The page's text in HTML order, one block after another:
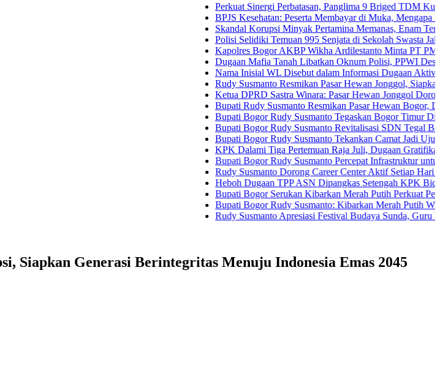
Perkuat Sinergi Perbatasan, Panglima 9 Briged TDM Kunjungi
BPJS Kesehatan: Peserta Membayar di Muka, Mengapa Masih
Skandal Korupsi Minyak Pertamina Memanas, Enam Tersangka
Polisi Selidiki Temuan 995 Senjata di Sekolah Swasta Jakarta
Kapolres Bogor AKBP Wikha Ardilestanto Minta PT PMC
Dugaan Mafia Tanah Libatkan Oknum Polisi, PPWI Desak
Nama Inisial WL Disebut dalam Informasi Dugaan Aktivitas di
Rudy Susmanto Resmikan Pasar Hewan Jonggol, Siapkan
Ketua DPRD Sastra Winara: Pasar Hewan Jonggol Dorong
Bupati Rudy Susmanto Resmikan Pasar Hewan Bogor,
Bupati Bogor Rudy Susmanto Tegaskan Bogor Timur Disiapkan
Bupati Bogor Rudy Susmanto Revitalisasi SDN Tegal Benteng,
Bupati Bogor Rudy Susmanto Tekankan Camat Jadi Ujung
KPK Dalami Tiga Pertemuan Raja Juli, Dugaan Gratifikasi
Bupati Bogor Rudy Susmanto Percepat Infrastruktur untuk
Rudy Susmanto Dorong Career Center Aktif Setiap Hari Perluas
Heboh Dugaan TPP ASN Dipangkas Setengah KPK Bidik Bupati
Bupati Bogor Serukan Kibarkan Merah Putih Perkuat Persatuan
Bupati Bogor Rudy Susmanto: Kibarkan Merah Putih Wujud
Rudy Susmanto Apresiasi Festival Budaya Sunda, Guru PAUD
Siapkan Generasi Berintegritas Menuju Indonesia Emas 2045